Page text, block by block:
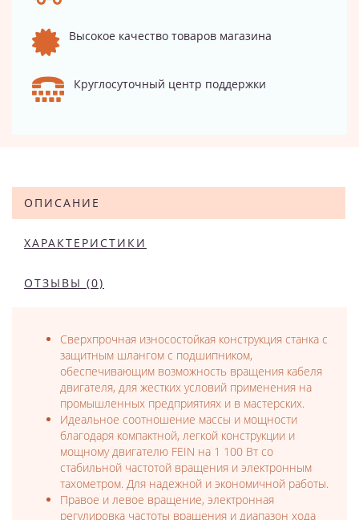
Высокое качество товаров магазина
Круглосуточный центр поддержки
ОПИСАНИЕ
ХАРАКТЕРИСТИКИ
ОТЗЫВЫ (0)
Сверхпрочная износостойкая конструкция станка с
защитным шлангом с подшипником,
обеспечивающим возможность вращения кабеля
двигателя, для жестких условий применения на
промышленных предприятиях и в мастерских.
Идеальное соотношение массы и мощности
благодаря компактной, легкой конструкции и
мощному двигателю FEIN на 1 100 Вт со
стабильной частотой вращения и электронным
тахометром. Для надежной и экономичной работы.
Правое и левое вращение, электронная
регулировка частоты вращения и диапазон хода